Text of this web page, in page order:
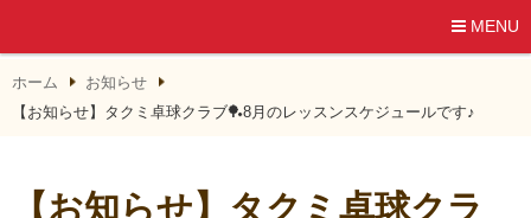
MENU
ホーム
お知らせ
【お知らせ】タクミ卓球クラブ🏓8月のレッスンスケジュールです♪
【お知らせ】タクミ卓球クラ